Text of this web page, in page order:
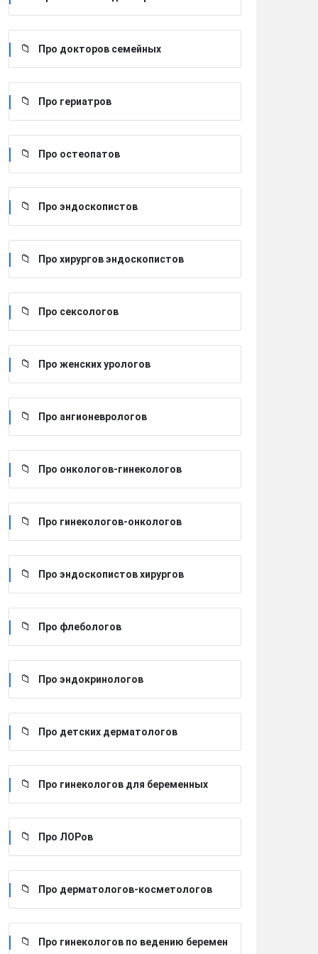
Про докторов семейных
Про гериатров
Про остеопатов
Про эндоскопистов
Про хирургов эндоскопистов
Про сексологов
Про женских урологов
Про ангионеврологов
Про онкологов-гинекологов
Про гинекологов-онкологов
Про эндоскопистов хирургов
Про флебологов
Про эндокринологов
Про детских дерматологов
Про гинекологов для беременных
Про ЛОРов
Про дерматологов-косметологов
Про гинекологов по ведению беремен